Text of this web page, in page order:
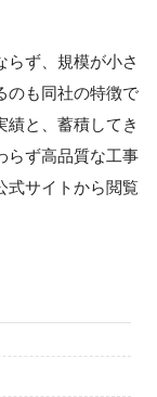
らず、規模が小さ
のも同社の特徴で
績と、蓄積してき
らず高品質な工事
式サイトから閲覧